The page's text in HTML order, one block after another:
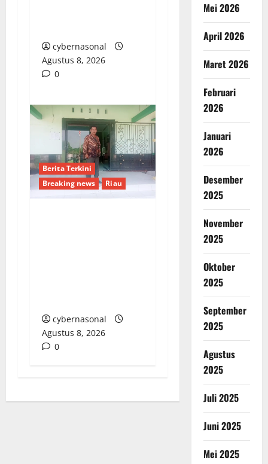
cybernasonal
Agustus 8, 2026
0
Berita Terkini
Breaking news
Riau
cybernasonal
Agustus 8, 2026
0
Mei 2026
April 2026
Maret 2026
Februari
2026
Januari
2026
Desember
2025
November
2025
Oktober
2025
September
2025
Agustus
2025
Juli 2025
Juni 2025
Mei 2025